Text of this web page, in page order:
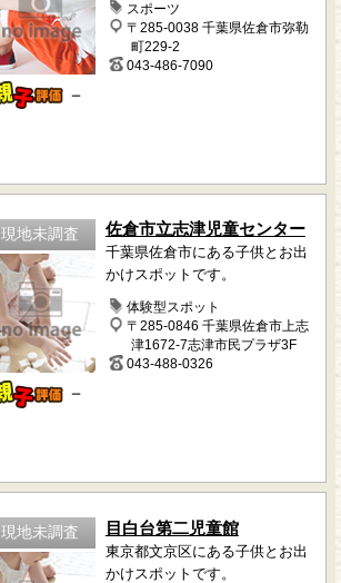
－
スポーツ
〒285-0038 千葉県佐倉市弥勒
町229-2
043-486-7090
現地未調査
－
佐倉市立志津児童センター
千葉県佐倉市にある子供とお出
かけスポットです。
体験型スポット
〒285-0846 千葉県佐倉市上志
津1672-7志津市民プラザ3F
043-488-0326
現地未調査 目白台第二児童館
東京都文京区にある子供とお出
かけスポットです。